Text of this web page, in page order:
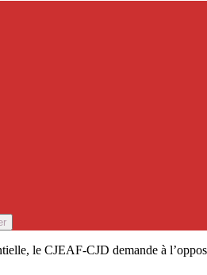
le CJEAF-CJD demande à